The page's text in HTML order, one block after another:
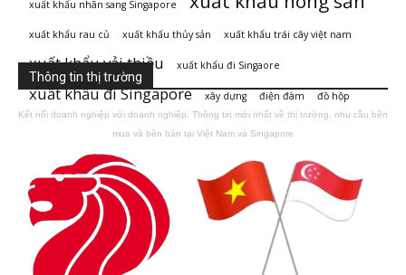
xuất khẩu nhãn sang Singapore
xuất khẩu rau củ xuất khẩu thủy sản xuất khẩu trái cây việt nam
xuất khẩu vải thiều xuất khẩu đi Singaore
xuất khẩu đi Singapore xây dựng điện đàm đồ hộp
Thông tin thị trường
Kết nối doanh nghiệp với doanh nghiệp. Thông tin mới nhất về thị trường, nhu cầu bên
mua và bên bán tại Việt Nam và Singapore